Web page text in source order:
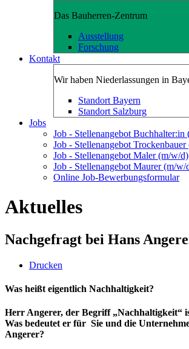
Das Bauherren-Zentrum
Ausstellung
Forschung
Kontakt
Wir haben Niederlassungen in
Standort Bayern
Standort Salzburg
Jobs
Job - Stellenangebot Buchhalter:in
Job - Stellenangebot
Job - Stellenangebot Maler (m/w/d)
Job - Stellenangebot Maurer (m/w/
Online Job-Bewerbungsformular
Aktuelles
Nachgefragt bei Hans
Drucken
Was heißt eigentlich Nachhaltigkeit?
Herr Angerer, der Begriff „Nachhaltigkeit“
Was bedeutet er für Sie und die
Angerer?